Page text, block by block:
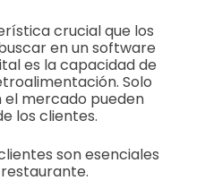
crucial que los
en un software
es la capacidad de
Solo
el mercado pueden
los clientes.
son esenciales